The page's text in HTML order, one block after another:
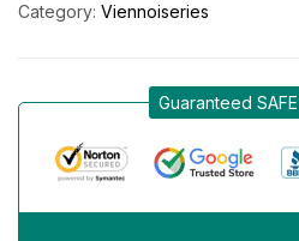
Category: Viennoiseries
Guaranteed